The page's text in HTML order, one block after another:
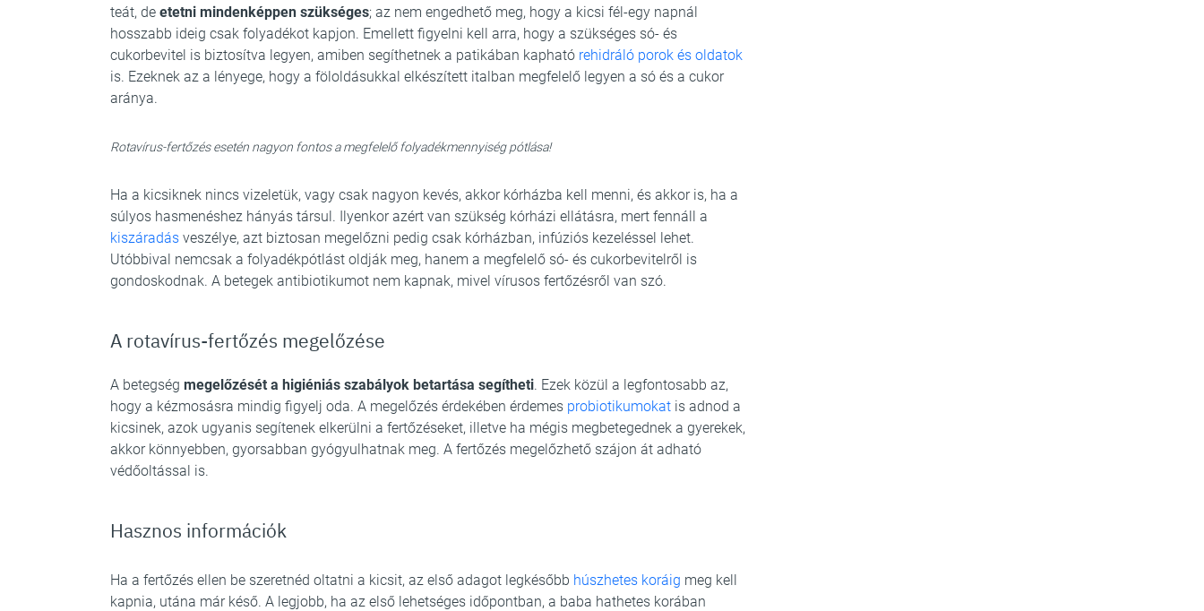
teát, de etetni mindenképpen szükséges; az nem engedhető meg, hogy a kicsi fél-egy napnál
hosszabb ideig csak folyadékot kapjon. Emellett figyelni kell arra, hogy a szükséges só- és
cukorbevitel is biztosítva legyen, amiben segíthetnek a patikában kapható rehidráló porok és oldatok
is. Ezeknek az a lényege, hogy a föloldásukkal elkészített italban megfelelő legyen a só és a cukor
aránya.
Rotavírus-fertőzés esetén nagyon fontos a megfelelő folyadékmennyiség pótlása!
Ha a kicsiknek nincs vizeletük, vagy csak nagyon kevés, akkor kórházba kell menni, és akkor is, ha a
súlyos hasmenéshez hányás társul. Ilyenkor azért van szükség kórházi ellátásra, mert fennáll a
kiszáradás veszélye, azt biztosan megelőzni pedig csak kórházban, infúziós kezeléssel lehet.
Utóbbival nemcsak a folyadékpótlást oldják meg, hanem a megfelelő só- és cukorbevitelről is
gondoskodnak. A betegek antibiotikumot nem kapnak, mivel vírusos fertőzésről van szó.
A rotavírus-fertőzés megelőzése
A betegség megelőzését a higiéniás szabályok betartása segítheti. Ezek közül a legfontosabb az,
hogy a kézmosásra mindig figyelj oda. A megelőzés érdekében érdemes probiotikumokat is adnod a
kicsinek, azok ugyanis segítenek elkerülni a fertőzéseket, illetve ha mégis megbetegednek a gyerekek,
akkor könnyebben, gyorsabban gyógyulhatnak meg. A fertőzés megelőzhető szájon át adható
védőoltással is.
Hasznos információk
Ha a fertőzés ellen be szeretnéd oltatni a kicsit, az első adagot legkésőbb húszhetes koráig meg kell
kapnia, utána már késő. A legjobb, ha az első lehetséges időpontban, a baba hathetes korában